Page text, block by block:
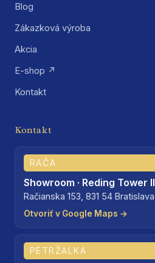
Blog
Zákazková výroba
Akcia
E-shop ↗
Kontakt
Kontakt
RAČA
Showroom · Reding Tower II
Račianska 153, 831 54 Bratislava
Otvoriť v Google Maps →
PETRŽALKA